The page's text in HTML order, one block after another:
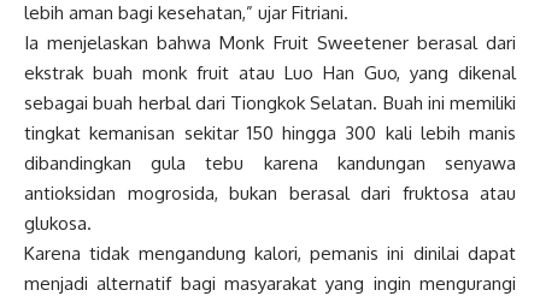
lebih aman bagi kesehatan,” ujar Fitriani.
Ia menjelaskan bahwa Monk Fruit Sweetener berasal dari
ekstrak buah monk fruit atau Luo Han Guo, yang dikenal
sebagai buah herbal dari Tiongkok Selatan. Buah ini memiliki
tingkat kemanisan sekitar 150 hingga 300 kali lebih manis
dibandingkan gula tebu karena kandungan senyawa
antioksidan mogrosida, bukan berasal dari fruktosa atau
glukosa.
Karena tidak mengandung kalori, pemanis ini dinilai dapat
menjadi alternatif bagi masyarakat yang ingin mengurangi